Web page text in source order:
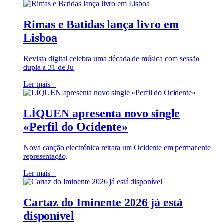
Rimas e Batidas lança livro em
Lisboa
Revista digital celebra uma década de música com sessão
dupla a 31 de Ju
Ler mais+
LÍQUEN apresenta novo single
«Perfil do Ocidente»
Nova canção electrónica retrata um Ocidente em permanente
representação,
Ler mais+
Cartaz do Iminente 2026 já está
disponível